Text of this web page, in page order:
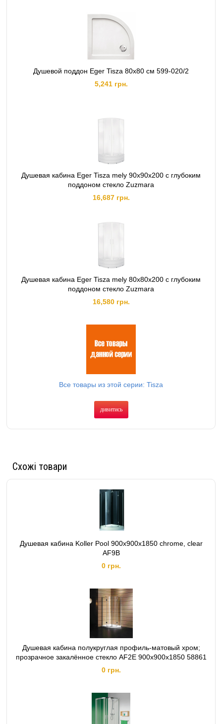
Душевой поддон Eger Tisza 80х80 см 599-020/2
5,241 грн.
Душевая кабина Eger Tisza mely 90х90х200 с глубоким
поддоном стекло Zuzmara
16,687 грн.
Душевая кабина Eger Tisza mely 80х80х200 с глубоким
поддоном стекло Zuzmara
16,580 грн.
Все товары из этой серии: Tisza
дивитись
Схожі товари
Душевая кабина Koller Pool 900x900x1850 chrome, clear
AF9B
0 грн.
Душевая кабина полукруглая профиль-матовый хром;
прозрачное закалённое стекло AF2E 900x900x1850 58861
0 грн.